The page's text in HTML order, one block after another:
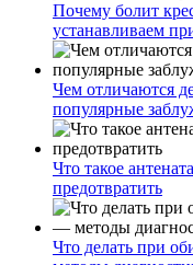
Почему болит
устанавливаем
Чем отличаются
популярные
Что такое
предотвратить
Что делать при